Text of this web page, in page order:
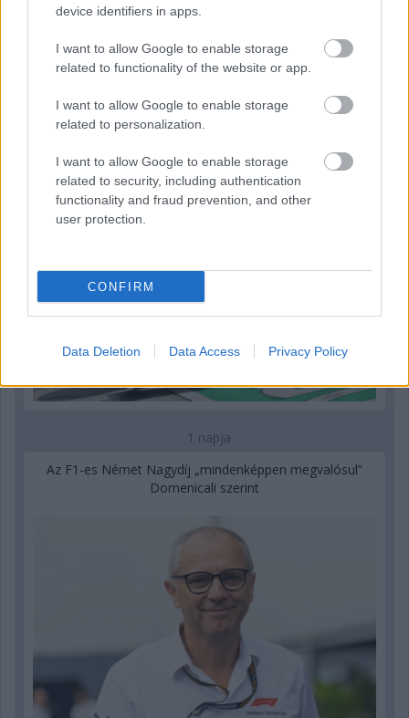
device identifiers in apps.
I want to allow Google to enable storage
related to functionality of the website or app.
I want to allow Google to enable storage
related to personalization.
I want to allow Google to enable storage
related to security, including authentication
functionality and fraud prevention, and other
user protection.
CONFIRM
Data Deletion Data Access Privacy Policy
1 napja
1 napja
Az F1-es Német Nagydíj „mindenképpen megvalósul”
Domenicali szerint